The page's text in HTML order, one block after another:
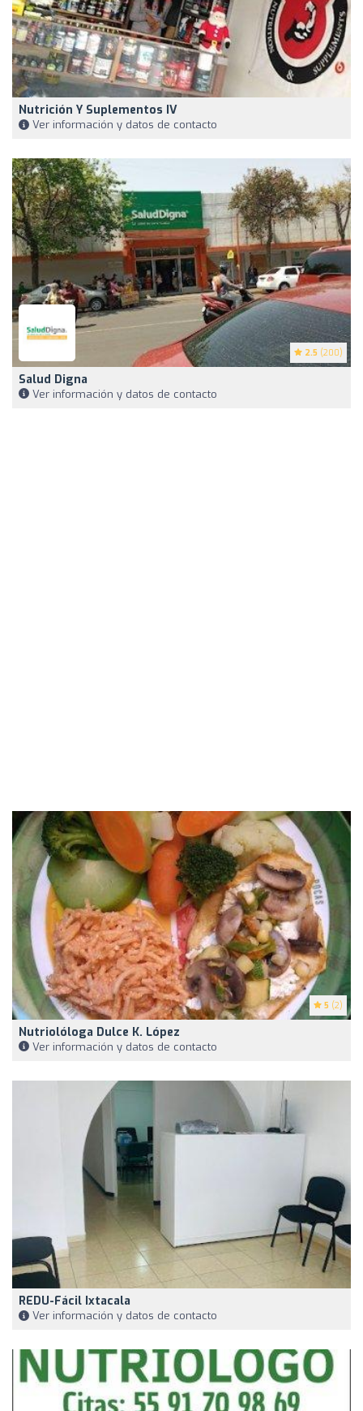
Nutrición Y Suplementos IV
Ver información y datos de contacto
2.5 (200)
Salud Digna
Ver información y datos de contacto
5 (2)
Nutriolóloga Dulce K. López
Ver información y datos de contacto
REDU-Fácil Ixtacala
Ver información y datos de contacto